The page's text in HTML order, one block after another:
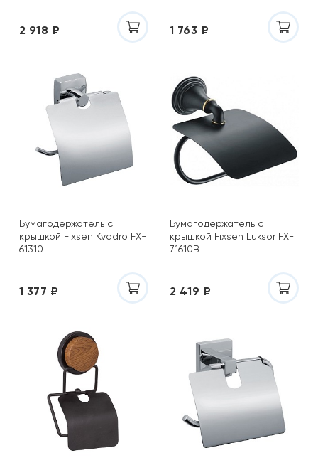
2 918 ₽ 1 763 ₽
Бумагодержатель с
крышкой Fixsen Kvadro FX-
61310
1 377 ₽
Бумагодержатель с
крышкой Fixsen Luksor FX-
71610B
2 419 ₽